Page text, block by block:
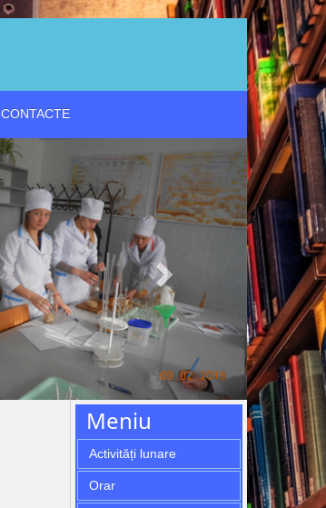
CONTACTE
Meniu
Activități lunare
Orar